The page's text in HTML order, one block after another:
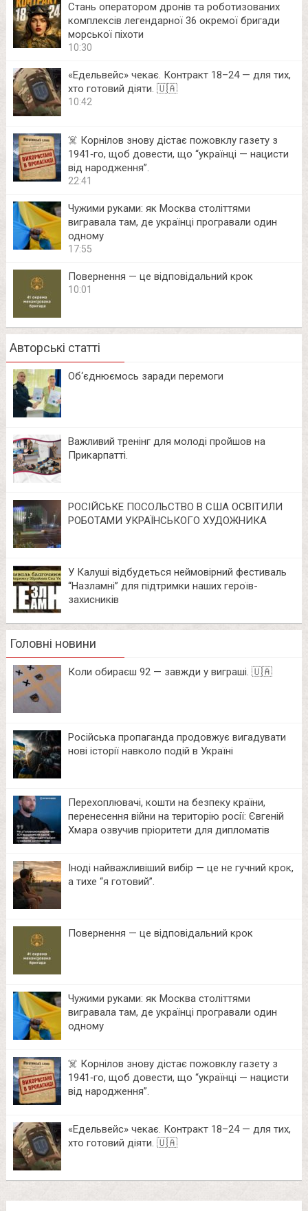
Стань оператором дронів та роботизованих
комплексів легендарної 36 окремої бригади
морської піхоти
10:30
«Едельвейс» чекає. Контракт 18–24 — для тих,
хто готовий діяти. 🇺🇦
10:42
☠️ Корнілов знову дістає пожовклу газету з
1941‑го, щоб довести, що “українці — нацисти
від народження”.
22:41
Чужими руками: як Москва століттями
вигравала там, де українці програвали один
одному
17:55
Повернення — це відповідальний крок
10:01
Авторські статті
Об‘єднюємось заради перемоги
Важливий тренінг для молоді пройшов на
Прикарпатті.
РОСІЙСЬКЕ ПОСОЛЬСТВО В США ОСВІТИЛИ
РОБОТАМИ УКРАЇНСЬКОГО ХУДОЖНИКА
У Калуші відбудеться неймовірний фестиваль
“Назламні” для підтримки наших героїв-
захисників
Головні новини
Коли обираєш 92 — завжди у виграші. 🇺🇦
Російська пропаганда продовжує вигадувати
нові історії навколо подій в Україні
Перехоплювачі, кошти на безпеку країни,
перенесення війни на територію росії: Євгеній
Хмара озвучив пріоритети для дипломатів
Іноді найважливіший вибір — це не гучний крок,
а тихе “я готовий”.
Повернення — це відповідальний крок
Чужими руками: як Москва століттями
вигравала там, де українці програвали один
одному
☠️ Корнілов знову дістає пожовклу газету з
1941‑го, щоб довести, що “українці — нацисти
від народження”.
«Едельвейс» чекає. Контракт 18–24 — для тих,
хто готовий діяти. 🇺🇦